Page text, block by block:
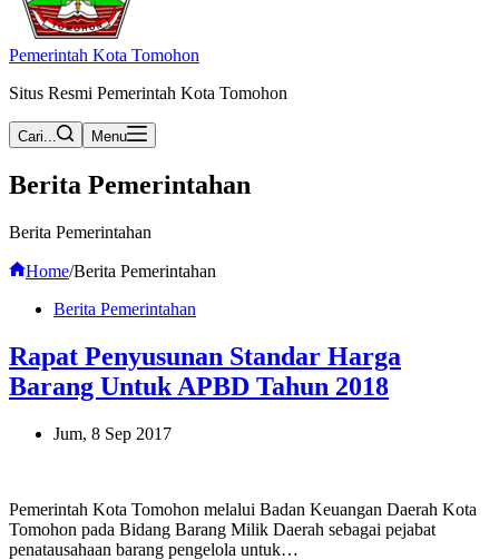
Pemerintah Kota Tomohon
Situs Resmi Pemerintah Kota Tomohon
Cari... Menu
Berita Pemerintahan
Berita Pemerintahan
Home/Berita Pemerintahan
Berita Pemerintahan
Rapat Penyusunan Standar Harga
Barang Untuk APBD Tahun 2018
Jum, 8 Sep 2017
Pemerintah Kota Tomohon melalui Badan Keuangan Daerah Kota
Tomohon pada Bidang Barang Milik Daerah sebagai pejabat
penatausahaan barang pengelola untuk…